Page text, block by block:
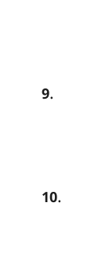
9.
10.